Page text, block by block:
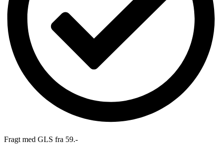
Fragt med GLS fra 59.-